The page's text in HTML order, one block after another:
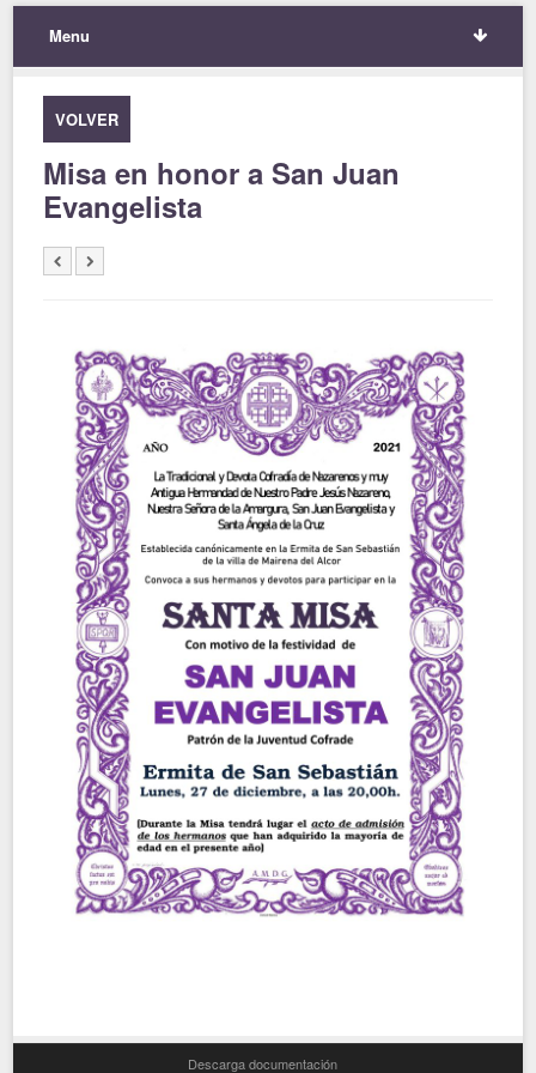
Menu
VOLVER
Misa en honor a San Juan
Evangelista
Descarga documentación